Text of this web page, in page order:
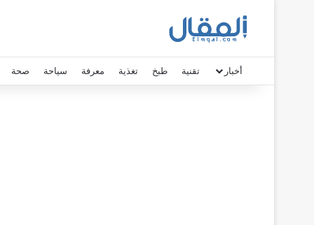
أخبار تقنية طبخ تغذية معرفة سياحة صحة